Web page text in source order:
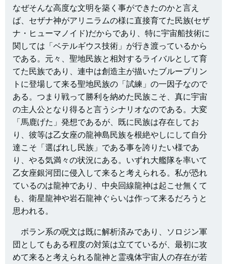
なぜそんな高度な文明を築く事ができたのかと言え
ば、セザナ神がアリニラムの様に直接育てた民族(セザ
ナ・ヒューマノイド)だからであり、特に宇宙船技術に
関しては「ベテルギウス技術」が行き渡っているから
である。元々、聖地民族と相対するライバルとして育
てた民族であり、連中は創造主が描いたブループリン
トに登場して来る聖地民族の「試練」の一因子なので
ある。つまり戦って勝利を納めた民族こそ、真に宇宙
の主人公となり得ると言うシナリオなのである。大変
「馬鹿げた」発想であるが、既に民族は存在してお
り、彼等は乙女座の龍神島民族を根絶やしにして自分
達こそ「選ばれし民族」である事を誇りたい様であ
り、やる気満々の状況にある。いずれ大艦隊を率いて
乙女座銀河団に侵入して来ると考えられる。私が恐れ
ているのは龍神であり、中央回線龍神は起こせ無くて
も、衛星龍神や岩石龍神ぐらいは作って来るだろうと
思われる。
ボラン系の呪文は既に解析済みであり、ソロジン軍
団としてもある程度の対策は立てているが、最初に攻
めて来ると考えられる龍神と霊魂体宇宙人の存在が若